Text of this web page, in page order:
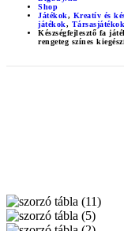
Shop
Játékok, Kreatív és
játékok, Társasjátékok
Készségfejlesztő fa
rengeteg színes